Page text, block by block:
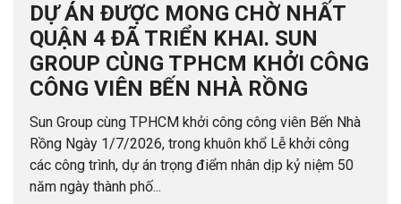
DỰ ÁN ĐƯỢC MONG CHỜ NHẤT
QUẬN 4 ĐÃ TRIỂN KHAI. SUN
GROUP CÙNG TPHCM KHỞI CÔNG
CÔNG VIÊN BẾN NHÀ RỒNG
Sun Group cùng TPHCM khởi công công viên Bến Nhà
Rồng Ngày 1/7/2026, trong khuôn khổ Lễ khởi công
các công trình, dự án trọng điểm nhân dịp kỷ niệm 50
năm ngày thành phố...